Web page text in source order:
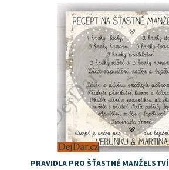
Dostupnost: Skladem
PRAVIDLA PRO ŠŤASTNÉ MANŽELSTVÍ